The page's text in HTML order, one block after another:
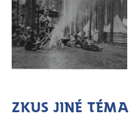
Zkus jiné téma